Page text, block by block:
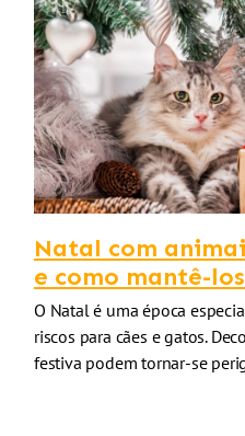
Natal com
e como mantê-
O Natal é uma época
riscos para cães e gatos.
festiva podem tornar-se